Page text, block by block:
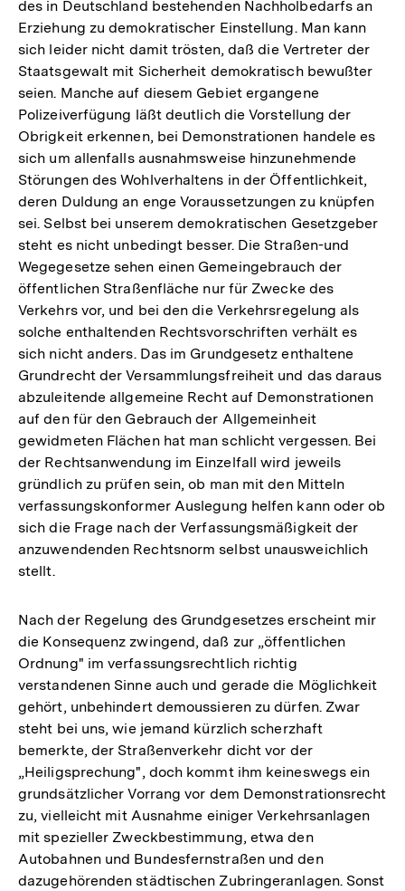
des in Deutschland bestehenden Nachholbedarfs an
Erziehung zu demokratischer Einstellung. Man kann
sich leider nicht damit trösten, daß die Vertreter der
Staatsgewalt mit Sicherheit demokratisch bewußter
seien. Manche auf diesem Gebiet ergangene
Polizeiverfügung läßt deutlich die Vorstellung der
Obrigkeit erkennen, bei Demonstrationen handele es
sich um allenfalls ausnahmsweise hinzunehmende
Störungen des Wohlverhaltens in der Öffentlichkeit,
deren Duldung an enge Voraussetzungen zu knüpfen
sei. Selbst bei unserem demokratischen Gesetzgeber
steht es nicht unbedingt besser. Die Straßen-und
Wegegesetze sehen einen Gemeingebrauch der
öffentlichen Straßenfläche nur für Zwecke des
Verkehrs vor, und bei den die Verkehrsregelung als
solche enthaltenden Rechtsvorschriften verhält es
sich nicht anders. Das im Grundgesetz enthaltene
Grundrecht der Versammlungsfreiheit und das daraus
abzuleitende allgemeine Recht auf Demonstrationen
auf den für den Gebrauch der Allgemeinheit
gewidmeten Flächen hat man schlicht vergessen. Bei
der Rechtsanwendung im Einzelfall wird jeweils
gründlich zu prüfen sein, ob man mit den Mitteln
verfassungskonformer Auslegung helfen kann oder ob
sich die Frage nach der Verfassungsmäßigkeit der
anzuwendenden Rechtsnorm selbst unausweichlich
stellt.
Nach der Regelung des Grundgesetzes erscheint mir
die Konsequenz zwingend, daß zur „öffentlichen
Ordnung" im verfassungsrechtlich richtig
verstandenen Sinne auch und gerade die Möglichkeit
gehört, unbehindert demoussieren zu dürfen. Zwar
steht bei uns, wie jemand kürzlich scherzhaft
bemerkte, der Straßenverkehr dicht vor der
„Heiligsprechung", doch kommt ihm keineswegs ein
grundsätzlicher Vorrang vor dem Demonstrationsrecht
zu, vielleicht mit Ausnahme einiger Verkehrsanlagen
mit spezieller Zweckbestimmung, etwa den
Autobahnen und Bundesfernstraßen und den
dazugehörenden städtischen Zubringeranlagen. Sonst